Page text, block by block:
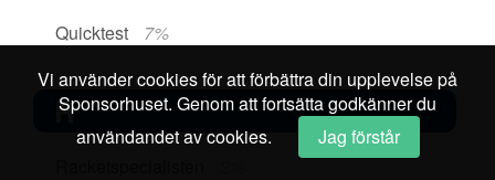
Quicktest 7%
R
Vi använder cookies för att förbättra din upplevelse på
Sponsorhuset. Genom att fortsätta godkänner du
användandet av cookies.
Jag förstår